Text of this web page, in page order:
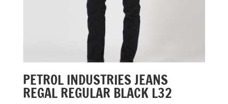
PETROL INDUSTRIES JEANS
REGAL REGULAR BLACK L32